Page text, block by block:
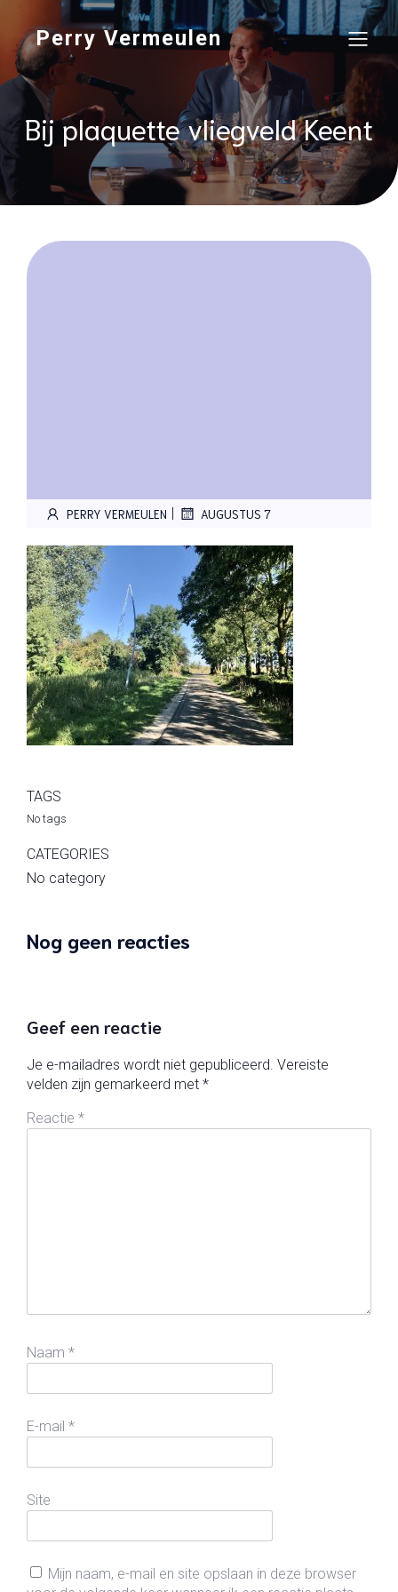
Perry Vermeulen
Bij plaquette vliegveld Keent
PERRY VERMEULEN | AUGUSTUS 7
TAGS
No tags
CATEGORIES
No category
Nog geen reacties
Geef een reactie
Je e-mailadres wordt niet gepubliceerd. Vereiste
velden zijn gemarkeerd met *
Reactie *
Naam *
E-mail *
Site
Mijn naam, e-mail en site opslaan in deze browser